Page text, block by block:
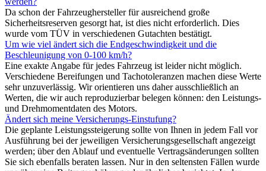
Da schon der Fahrzeughersteller für ausreichend große
Sicherheitsreserven gesorgt hat, ist dies nicht erforderlich. Dies
wurde vom TÜV in verschiedenen Gutachten bestätigt.
Um wie viel ändert sich die Endgeschwindigkeit und die
Beschleunigung von 0-100 km/h?
Eine exakte Angabe für jedes Fahrzeug ist leider nicht möglich.
Verschiedene Bereifungen und Tachotoleranzen machen diese Werte
sehr unzuverlässig. Wir orientieren uns daher ausschließlich an
Werten, die wir auch reproduzierbar belegen können: den Leistungs-
und Drehmomentdaten des Motors.
Ändert sich meine Versicherungs-Einstufung?
Die geplante Leistungssteigerung sollte von Ihnen in jedem Fall vor
Ausführung bei der jeweiligen Versicherungsgesellschaft angezeigt
werden; über den Ablauf und eventuelle Vertragsänderungen sollten
Sie sich ebenfalls beraten lassen. Nur in den seltensten Fällen wurde